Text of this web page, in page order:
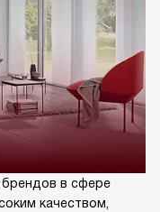
в сфере
качеством,